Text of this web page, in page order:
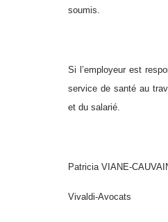
soumis.
Si l’employeur est
service de santé au
et du salarié.
Patricia VIANE-
Vivaldi-Avocats